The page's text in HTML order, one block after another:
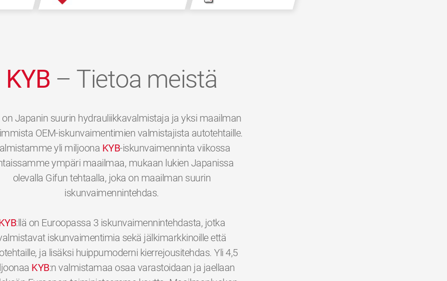
KYB – Tietoa meistä
on Japanin suurin hydrauliikkavalmistaja ja yksi maailman
OEM-iskunvaimentimien valmistajista autotehtaille.
yli miljoona KYB-iskunvaimenninta viikossa
ympäri maailmaa, mukaan lukien Japanissa
olevalla Gifun tehtaalla, joka on maailman suurin
iskunvaimennintehdas.
:llä on Euroopassa 3 iskunvaimennintehdasta, jotka
iskunvaimentimia sekä jälkimarkkinoille että
ja lisäksi huippumoderni kierrejousitehdas. Yli 4,5
KYB:n valmistamaa osaa varastoidaan ja jaellaan